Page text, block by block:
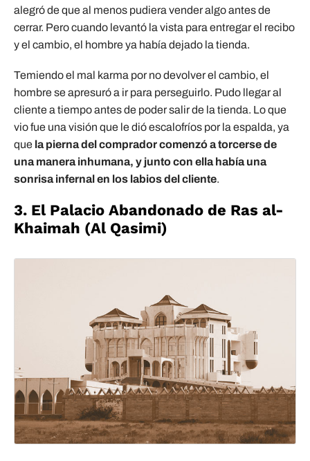
alegró de que al menos pudiera vender algo antes de
cerrar. Pero cuando levantó la vista para entregar el recibo
y el cambio, el hombre ya había dejado la tienda.
Temiendo el mal karma por no devolver el cambio, el
hombre se apresuró a ir para perseguirlo. Pudo llegar al
cliente a tiempo antes de poder salir de la tienda. Lo que
vio fue una visión que le dió escalofríos por la espalda, ya
que la pierna del comprador comenzó a torcerse de
una manera inhumana, y junto con ella había una
sonrisa infernal en los labios del cliente.
3. El Palacio Abandonado de Ras al-
Khaimah (Al Qasimi)